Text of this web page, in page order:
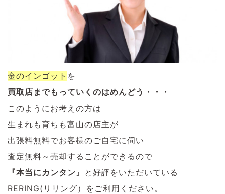
金のインゴット を
買取店までもっていくのはめんどう・・・
このようにお考えの方は
生まれも育ちも富山の店主が
出張料無料でお客様のご自宅に伺い
査定無料～売却することができるので
『本当にカンタン』 と好評をいただいている
RERING(リリング）をご利用ください。